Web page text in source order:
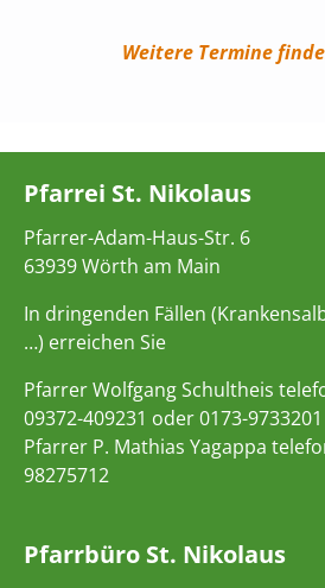
Weitere Termine
Pfarrei St. Nikolaus
Pfarrer-Adam-Haus-Str. 6
63939 Wörth am Main
In dringenden Fällen
…) erreichen Sie
Pfarrer Wolfgang Schultheis
09372-409231 oder 0173-9733201
Pfarrer P. Mathias Yagappa
98275712
Pfarrbüro St. Nikolaus